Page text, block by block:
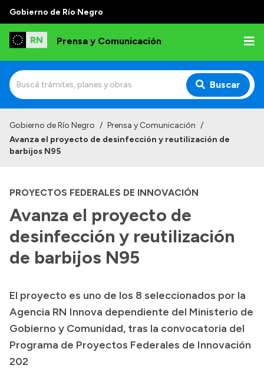
Gobierno de Río Negro
Prensa y Comunicación
Buscar
Institucional
Referentes de prensa
Archivo de noticias
Transparencia
Boletín Oficial
Compras y licitaciones
Consulta de expedientes
Consulta de pago a proveedores
Gobierno de Río Negro / Prensa y Comunicación /
Avanza el proyecto de desinfección y reutilización de
barbijos N95
PROYECTOS FEDERALES DE INNOVACIÓN
Avanza el proyecto de
desinfección y reutilización
de barbijos N95
El proyecto es uno de los 8 seleccionados por la
Agencia RN Innova dependiente del Ministerio de
Gobierno y Comunidad, tras la convocatoria del
Programa de Proyectos Federales de Innovación
202